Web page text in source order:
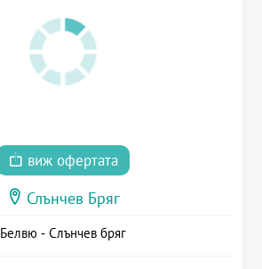
виж офертата
Слънчев Бряг
Белвю - Слънчев бряг